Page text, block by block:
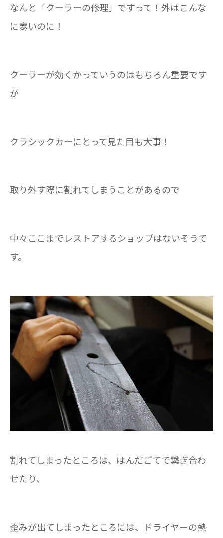
なんと「クーラーの修理」ですって！外はこんな
に寒いのに！
クーラーが効くかっていうのはもちろん重要です
が
クラシックカーにとって見た目も大事！
取り外す際に割れてしまうことがあるので
中々ここまでレストアするショップはないそうで
す。
割れてしまったところは、はんだごてで繋ぎ合わ
せたり、
歪みが出てしまったところには、ドライヤーの熱